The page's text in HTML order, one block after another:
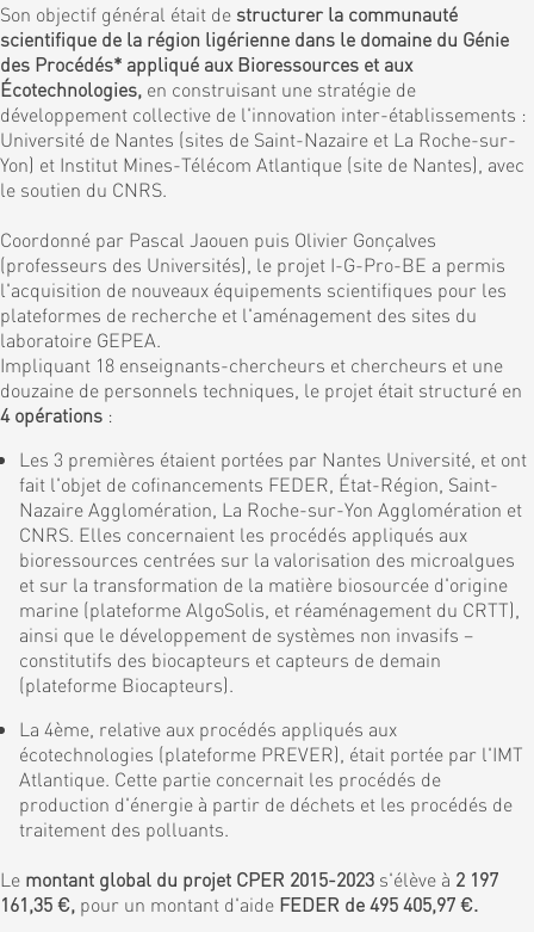
Son objectif général était de structurer la communauté
scientifique de la région ligérienne dans le domaine du Génie
des Procédés* appliqué aux Bioressources et aux
Écotechnologies, en construisant une stratégie de
développement collective de l'innovation inter-établissements :
Université de Nantes (sites de Saint-Nazaire et La Roche-sur-
Yon) et Institut Mines-Télécom Atlantique (site de Nantes), avec
le soutien du CNRS.
Coordonné par Pascal Jaouen puis Olivier Gonçalves
(professeurs des Universités), le projet I-G-Pro-BE a permis
l'acquisition de nouveaux équipements scientifiques pour les
plateformes de recherche et l'aménagement des sites du
laboratoire GEPEA.
Impliquant 18 enseignants-chercheurs et chercheurs et une
douzaine de personnels techniques, le projet était structuré en
4 opérations :
Les 3 premières étaient portées par Nantes Université, et ont
fait l'objet de cofinancements FEDER, État-Région, Saint-
Nazaire Agglomération, La Roche-sur-Yon Agglomération et
CNRS. Elles concernaient les procédés appliqués aux
bioressources centrées sur la valorisation des microalgues
et sur la transformation de la matière biosourcée d'origine
marine (plateforme AlgoSolis, et réaménagement du CRTT),
ainsi que le développement de systèmes non invasifs –
constitutifs des biocapteurs et capteurs de demain
(plateforme Biocapteurs).
La 4ème, relative aux procédés appliqués aux
écotechnologies (plateforme PREVER), était portée par l'IMT
Atlantique. Cette partie concernait les procédés de
production d'énergie à partir de déchets et les procédés de
traitement des polluants.
Le montant global du projet CPER 2015-2023 s'élève à 2 197
161,35 €, pour un montant d'aide FEDER de 495 405,97 €.